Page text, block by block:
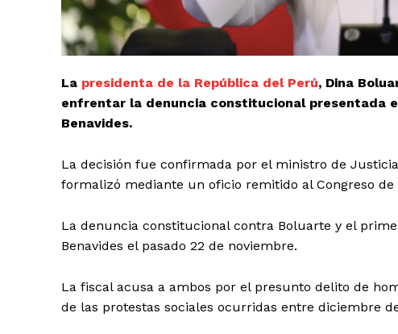
SUSCRIBIRSE
La presidenta de la República del Perú, Dina
enfrentar la denuncia constitucional presentada
Benavides.
La decisión fue confirmada por el ministro de
formalizó mediante un oficio remitido al Congreso de
La denuncia constitucional contra Boluarte y el
Benavides el pasado 22 de noviembre.
La fiscal acusa a ambos por el presunto delito de
de las protestas sociales ocurridas entre diciembre